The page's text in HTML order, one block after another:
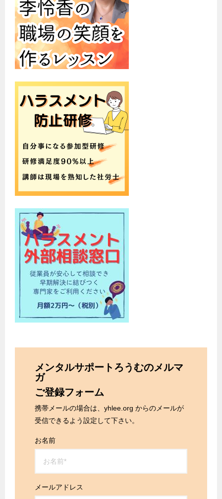
メンタルサポートろうむのメルマ
ガ
ご登録フォーム
携帯メールの場合は、yhlee.org からのメールが
受信できるよう設定して下さい。
お名前
メールアドレス